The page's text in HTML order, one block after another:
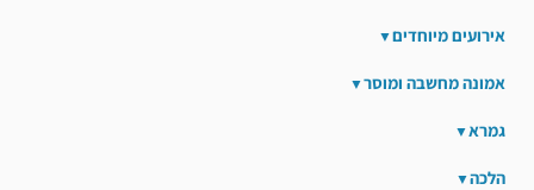
אירועים מיוחדים
אמונה מחשבה ומוסר
גמרא
הלכה